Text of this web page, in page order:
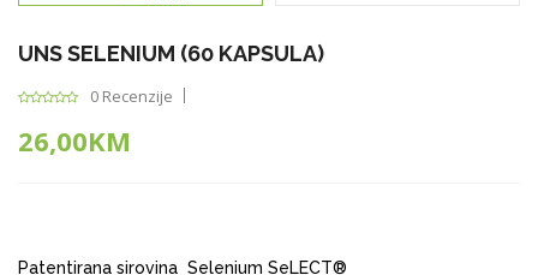
UNS SELENIUM (60 KAPSULA)
0 Recenzije
26,00KM
Patentirana sirovina Selenium SeLECT®